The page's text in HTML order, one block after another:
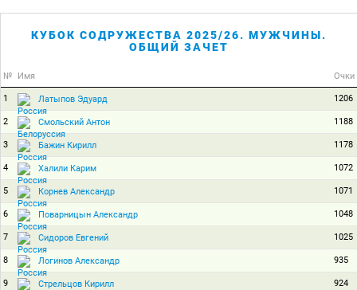
КУБОК СОДРУЖЕСТВА 2025/26. МУЖЧИНЫ.
ОБЩИЙ ЗАЧЕТ
№ Имя Очки
1 Латыпов Эдуард 1206
2 Смольский Антон 1188
3 Бажин Кирилл 1178
4 Халили Карим 1072
5 Корнев Александр 1071
6 Поварницын Александр 1048
7 Сидоров Евгений 1025
8 Логинов Александр 935
9 Стрельцов Кирилл 924